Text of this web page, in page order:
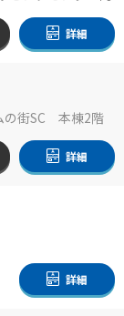
詳細
の街SC 本棟2階
詳細
詳細